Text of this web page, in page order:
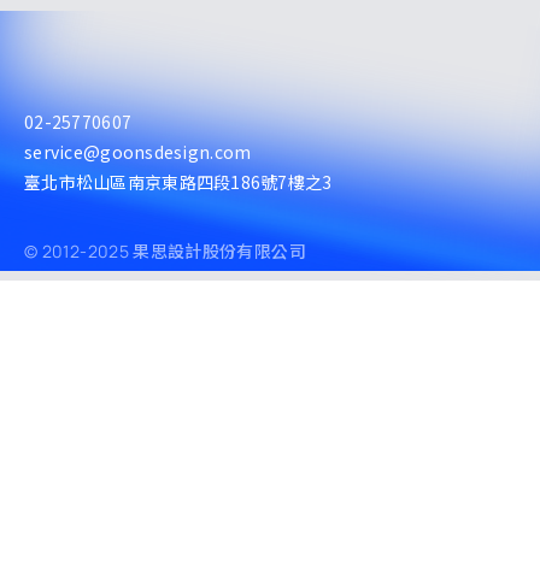
02-25770607
service@goonsdesign.com
臺北市松山區南京東路四段186號7樓之3
© 2012-2025 果思設計股份有限公司